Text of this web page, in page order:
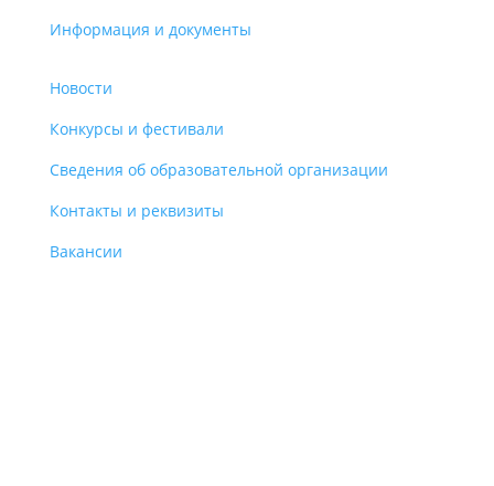
Информация и документы
Новости
Конкурсы и фестивали
Сведения об образовательной организации
Контакты и реквизиты
Вакансии